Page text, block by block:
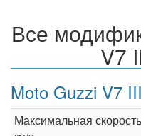
Все
V7
Moto Guzzi V7
Максимальная